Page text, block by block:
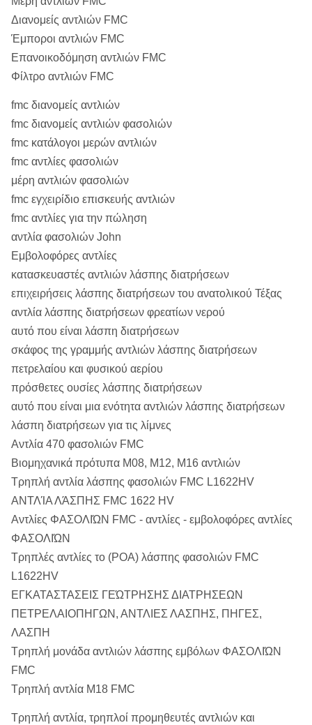
Διανομείς αντλιών FMC
Έμποροι αντλιών FMC
Επανοικοδόμηση αντλιών FMC
Φίλτρο αντλιών FMC
fmc διανομείς αντλιών
fmc διανομείς αντλιών φασολιών
fmc κατάλογοι μερών αντλιών
fmc αντλίες φασολιών
μέρη αντλιών φασολιών
fmc εγχειρίδιο επισκευής αντλιών
fmc αντλίες για την πώληση
αντλία φασολιών John
Εμβολοφόρες αντλίες
κατασκευαστές αντλιών λάσπης διατρήσεων
επιχειρήσεις λάσπης διατρήσεων του ανατολικού Τέξας
αντλία λάσπης διατρήσεων φρεατίων νερού
αυτό που είναι λάσπη διατρήσεων
σκάφος της γραμμής αντλιών λάσπης διατρήσεων
πετρελαίου και φυσικού αερίου
πρόσθετες ουσίες λάσπης διατρήσεων
αυτό που είναι μια ενότητα αντλιών λάσπης διατρήσεων
λάσπη διατρήσεων για τις λίμνες
Αντλία 470 φασολιών FMC
Βιομηχανικά πρότυπα M08, M12, M16 αντλιών
Τρηπλή αντλία λάσπης φασολιών FMC L1622HV
ΑΝΤΛΊΑ ΛΆΣΠΗΣ FMC 1622 HV
Αντλίες ΦΑΣΟΛΙΏΝ FMC - αντλίες - εμβολοφόρες αντλίες
ΦΑΣΟΛΙΏΝ
Τρηπλές αντλίες το (POA) λάσπης φασολιών FMC
L1622HV
ΕΓΚΑΤΑΣΤΑΣΕΙΣ ΓΕΏΤΡΗΣΗΣ ΔΙΑΤΡΗΣΕΩΝ
ΠΕΤΡΕΛΑΙΟΠΗΓΩΝ, ΑΝΤΛΙΕΣ ΛΑΣΠΗΣ, ΠΗΓΕΣ,
ΛΑΣΠΗ
Τρηπλή μονάδα αντλιών λάσπης εμβόλων ΦΑΣΟΛΙΏΝ
FMC
Τρηπλή αντλία M18 FMC
Τρηπλή αντλία, τρηπλοί προμηθευτές αντλιών και